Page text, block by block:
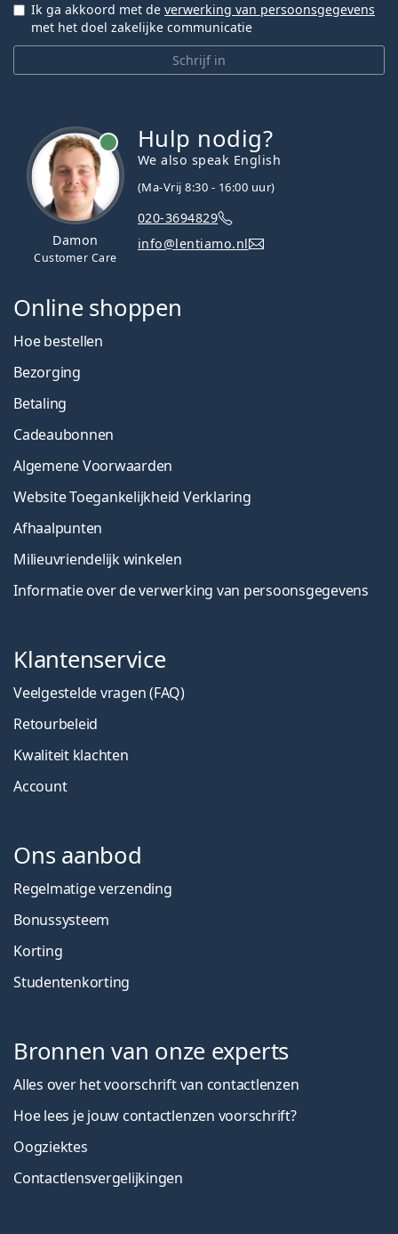
Schrijf in
Ik ga akkoord met de verwerking van persoonsgegevens
met het doel zakelijke communicatie
Damon
Customer Care
Hulp nodig?
We also speak English
(Ma-Vrij 8:30 - 16:00 uur)
020-3694829
info@lentiamo.nl
Online shoppen
Hoe bestellen
Bezorging
Betaling
Cadeaubonnen
Algemene Voorwaarden
Website Toegankelijkheid Verklaring
Afhaalpunten
Milieuvriendelijk winkelen
Informatie over de verwerking van persoonsgegevens
Klantenservice
Veelgestelde vragen (FAQ)
Retourbeleid
Kwaliteit klachten
Account
Ons aanbod
Regelmatige verzending
Bonussysteem
Korting
Studentenkorting
Bronnen van onze experts
Alles over het voorschrift van contactlenzen
Hoe lees je jouw contactlenzen voorschrift?
Oogziektes
Contactlensvergelijkingen